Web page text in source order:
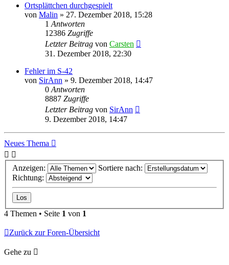
Ortsplättchen durchgespielt
von Malin » 27. Dezember 2018, 15:28
1 Antworten
12386 Zugriffe
Letzter Beitrag von Carsten
31. Dezember 2018, 22:30
Fehler im S-42
von SirAnn » 9. Dezember 2018, 14:47
0 Antworten
8887 Zugriffe
Letzter Beitrag von SirAnn
9. Dezember 2018, 14:47
Neues Thema
Anzeigen:
Sortiere nach:
Richtung:
4 Themen • Seite 1 von 1
Zurück zur Foren-Übersicht
Gehe zu